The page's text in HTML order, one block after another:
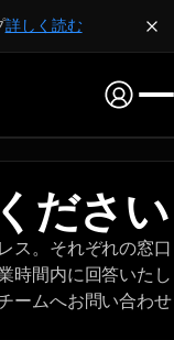
詳しく読む
ださい
ス。それぞれの窓口
時間内に回答いたし
ームへお問い合わせ